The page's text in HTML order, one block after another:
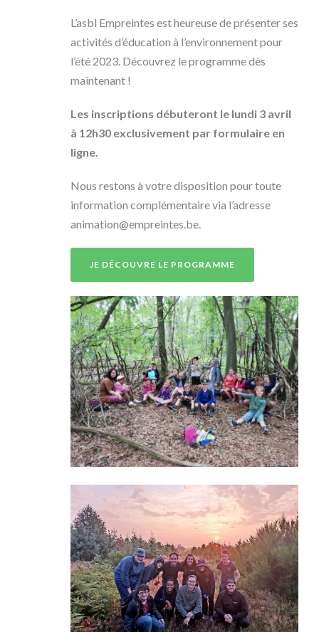
L’asbl Empreintes est heureuse de présenter ses
activités d’éducation à l’environnement pour
l’été 2023. Découvrez le programme dès
maintenant !
Les inscriptions débuteront le lundi 3 avril
à 12h30 exclusivement par formulaire en
ligne.
Nous restons à votre disposition pour toute
information complémentaire via l’adresse
animation@empreintes.be.
JE DÉCOUVRE LE PROGRAMME